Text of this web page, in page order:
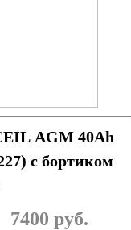
с бортиком
7400 руб.